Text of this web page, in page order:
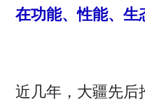
在功能、性能、生
近几年，大疆先后